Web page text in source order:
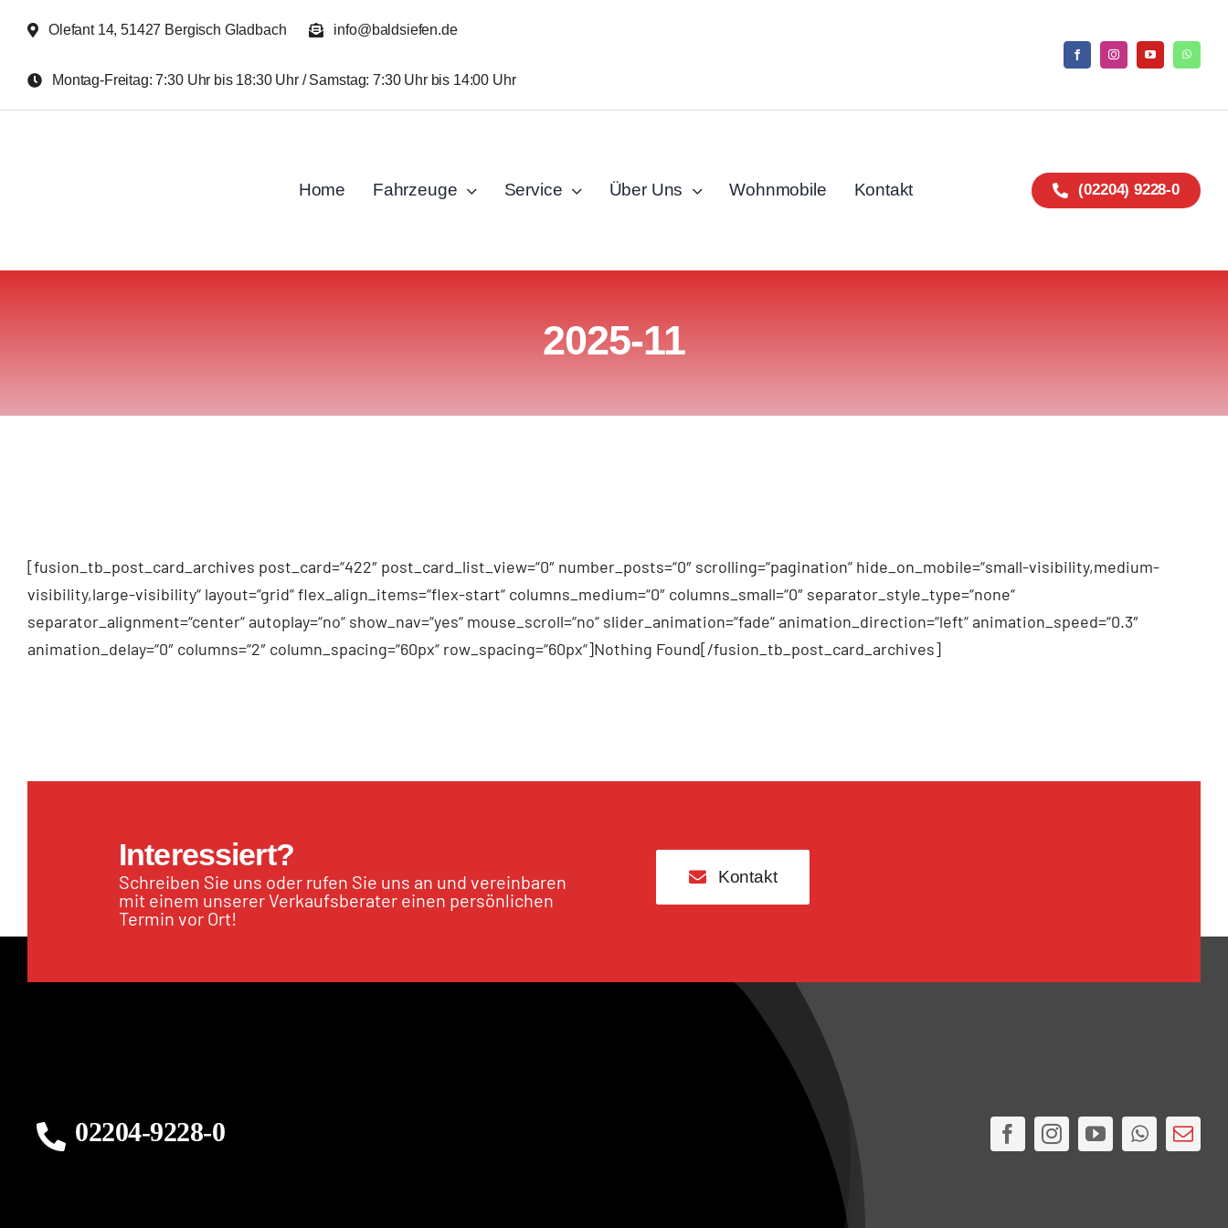
Inhalt
Olefant 14, 51427 Bergisch Gladbach info@baldsiefen.de
Montag-Freitag: 7:30 Uhr bis 18:30 Uhr / Samstag: 7:30 Uhr bis 14:00 Uhr
Home Fahrzeuge Service Über Uns Wohnmobile Kontakt (02204) 9228-0
2025-11
[fusion_tb_post_card_archives post_card=“422″ post_card_list_view=“0″ number_posts=“0″ scrolling=“pagination“ hide_on_mobile=“small-visibility,medium-
visibility,large-visibility“ layout=“grid“ flex_align_items=“flex-start“ columns_medium=“0″ columns_small=“0″ separator_style_type=“none“
separator_alignment=“center“ autoplay=“no“ show_nav=“yes“ mouse_scroll=“no“ slider_animation=“fade“ animation_direction=“left“ animation_speed=“0.3″
animation_delay=“0″ columns=“2″ column_spacing=“60px“ row_spacing=“60px“]Nothing Found[/fusion_tb_post_card_archives]
Interessiert?
Schreiben Sie uns oder rufen Sie uns an und vereinbaren
mit einem unserer Verkaufsberater einen persönlichen
Termin vor Ort!
Kontakt
02204-9228-0